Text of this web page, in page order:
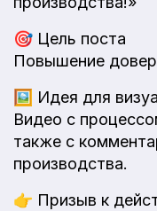
🎯 Цель поста
Повышение
🖼️ Идея для
Видео с
также с
производства.
👉 Призыв к